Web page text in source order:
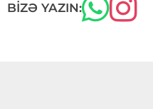
BIZƏ YAZIN: